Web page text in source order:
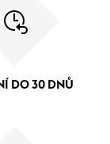
DO 30 DNŮ